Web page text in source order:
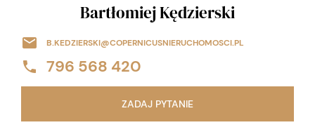
Bartłomiej Kędzierski
B.KEDZIERSKI@COPERNICUSNIERUCHOMOSCI.PL
796 568 420
ZADAJ PYTANIE